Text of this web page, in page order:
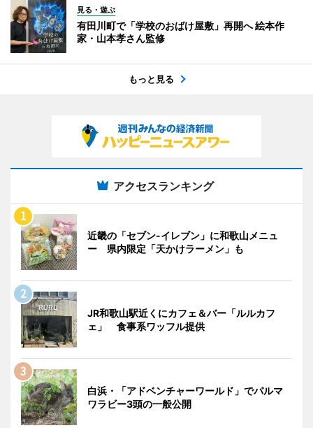
見る・遊ぶ
有田川町で「学校のおばけ屋敷」再開へ 絵本作
家・山本孝さん監修
もっと見る
アクセスランキング
近畿の「セブン-イレブン」に和歌山メニュ
ー 県内限定「天かけラーメン」も
JR和歌山駅近くにカフェ＆バー「ルルカフ
ェ」 食事系ワッフル提供
白浜・「アドベンチャーワールド」でパルマ
ワラビー3頭の一般公開